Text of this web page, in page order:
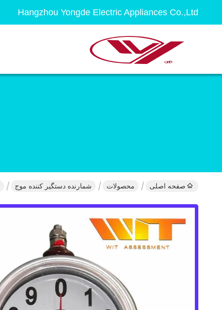
Hangzhou Yongde Electric Appliances Co.,Ltd
صفحه اصلی محصولات شمارنده دستگیر کننده موج